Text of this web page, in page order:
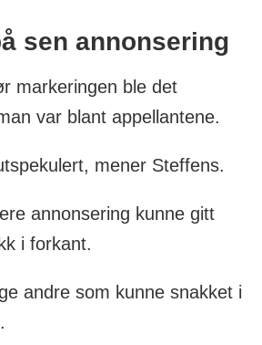
sen annonsering
markeringen ble det
var blant appellantene.
mener Steffens.
annonsering kunne gitt
i forkant.
andre som kunne snakket i